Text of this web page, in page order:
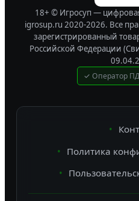
18+ © Игросуп —
igrosup.ru 2020-2026. Все
зарегистрированный
Российской Федерации
✓ Оператор
Политика